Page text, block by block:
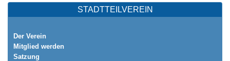
STADTTEILVEREIN
Der Verein
Mitglied werden
Satzung